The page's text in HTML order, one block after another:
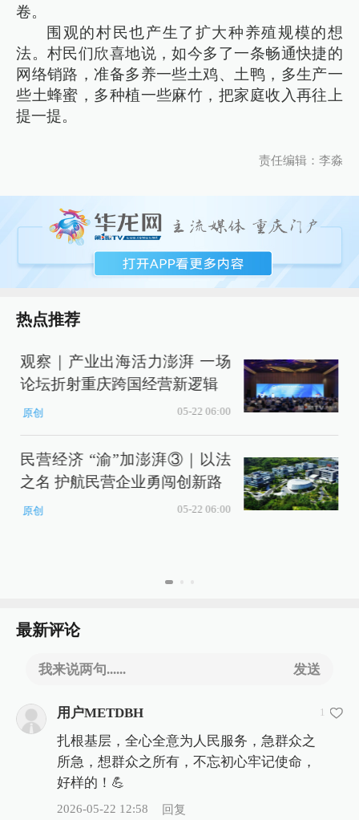
卷。
围观的村民也产生了扩大种养殖规模的想
法。村民们欣喜地说，如今多了一条畅通快捷的
网络销路，准备多养一些土鸡、土鸭，多生产一
些土蜂蜜，多种植一些麻竹，把家庭收入再往上
提一提。
责任编辑：李淼
热点推荐
观察｜产业出海活力澎湃 一场
论坛折射重庆跨国经营新逻辑
原创 05-22 06:00
民营经济 “渝”加澎湃③｜以法
之名 护航民营企业勇闯创新路
原创 05-22 06:00
最新评论
我来说两句...... 发送
用户METDBH 1
扎根基层，全心全意为人民服务，急群众之
所急，想群众之所有，不忘初心牢记使命，
好样的！💪
2026-05-22 12:58 回复